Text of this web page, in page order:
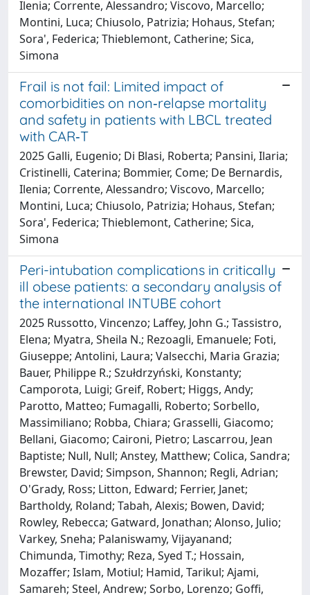
Ilenia; Corrente, Alessandro; Viscovo, Marcello;
Montini, Luca; Chiusolo, Patrizia; Hohaus, Stefan;
Sora', Federica; Thieblemont, Catherine; Sica,
Simona
Frail is not fail: Limited impact of
comorbidities on non‐relapse mortality
and safety in patients with LBCL treated
with CAR‐T
2025 Galli, Eugenio; Di Blasi, Roberta; Pansini, Ilaria;
Cristinelli, Caterina; Bommier, Come; De Bernardis,
Ilenia; Corrente, Alessandro; Viscovo, Marcello;
Montini, Luca; Chiusolo, Patrizia; Hohaus, Stefan;
Sora', Federica; Thieblemont, Catherine; Sica,
Simona
Peri-intubation complications in critically
ill obese patients: a secondary analysis of
the international INTUBE cohort
2025 Russotto, Vincenzo; Laffey, John G.; Tassistro,
Elena; Myatra, Sheila N.; Rezoagli, Emanuele; Foti,
Giuseppe; Antolini, Laura; Valsecchi, Maria Grazia;
Bauer, Philippe R.; Szułdrzyński, Konstanty;
Camporota, Luigi; Greif, Robert; Higgs, Andy;
Parotto, Matteo; Fumagalli, Roberto; Sorbello,
Massimiliano; Robba, Chiara; Grasselli, Giacomo;
Bellani, Giacomo; Caironi, Pietro; Lascarrou, Jean
Baptiste; Null, Null; Anstey, Matthew; Colica, Sandra;
Brewster, David; Simpson, Shannon; Regli, Adrian;
O'Grady, Ross; Litton, Edward; Ferrier, Janet;
Bartholdy, Roland; Tabah, Alexis; Bowen, David;
Rowley, Rebecca; Gatward, Jonathan; Alonso, Julio;
Varkey, Sneha; Palaniswamy, Vijayanand;
Chimunda, Timothy; Reza, Syed T.; Hossain,
Mozaffer; Islam, Motiul; Hamid, Tarikul; Ajami,
Samareh; Steel, Andrew; Sorbo, Lorenzo; Goffi,